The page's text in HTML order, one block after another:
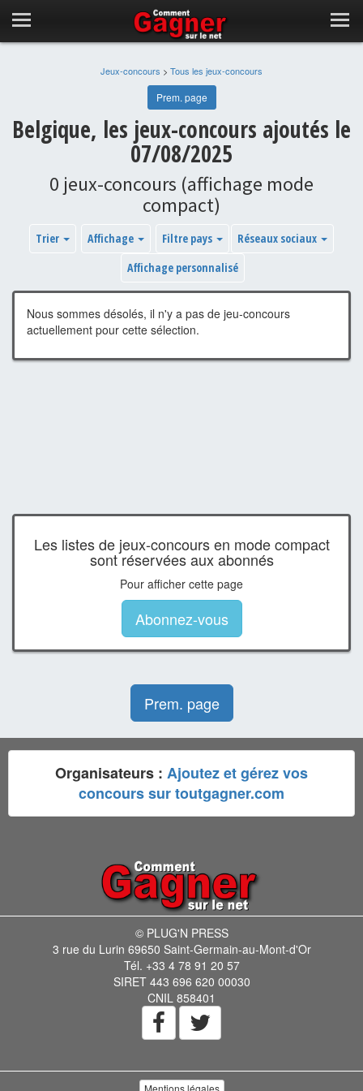
Jeux-concours > Tous les jeux-concours
Prem. page
Belgique, les jeux-concours ajoutés le
07/08/2025
0 jeux-concours (affichage mode
compact)
Trier Affichage Filtre pays
Réseaux sociaux
Affichage personnalisé
Nous sommes désolés, il n'y a pas de jeu-concours
actuellement pour cette sélection.
Les listes de jeux-concours en mode compact
sont réservées aux abonnés
Pour afficher cette page
Abonnez-vous
Prem. page
Organisateurs : Ajoutez et gérez vos
concours sur toutgagner.com
© PLUG'N PRESS
3 rue du Lurin 69650 Saint-Germain-au-Mont-d'Or
Tél. +33 4 78 91 20 57
SIRET 443 696 620 00030
CNIL 858401
Mentions légales